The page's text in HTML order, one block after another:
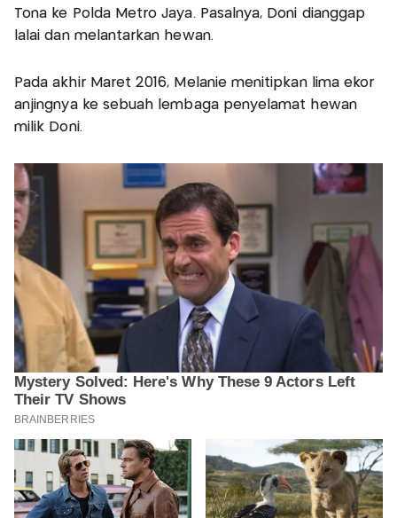
Tona ke Polda Metro Jaya. Pasalnya, Doni dianggap
lalai dan melantarkan hewan.
Pada akhir Maret 2016, Melanie menitipkan lima ekor
anjingnya ke sebuah lembaga penyelamat hewan
milik Doni.